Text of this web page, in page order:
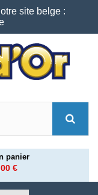
site belge :
panier
€